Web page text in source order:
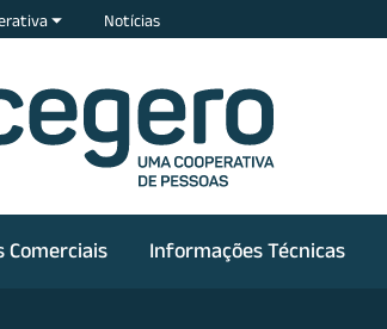
Notícias
Comerciais Informações Técnicas